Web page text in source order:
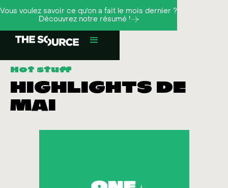
Vous voulez savoir ce qu'on a fait le mois dernier ?
Découvrez notre résumé !
Hot stuff
HIGHLIGHTS DE
MAI